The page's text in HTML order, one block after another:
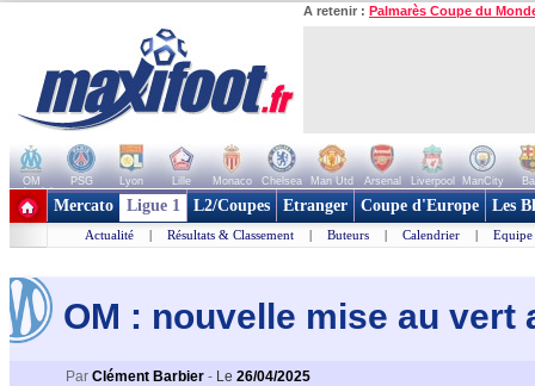
A retenir : Palmarès Coupe du
OM PSG Lyon Lille Monaco Chelsea Man Utd Arsenal Liverpool ManCity
+ de clubs
Mercato Ligue 1 L2/Coupes Etranger Coupe d'Europe Les
Actualité | Résultats & Classement | Buteurs | Calendrier | Equipe
OM : nouvelle mise au vert
Par Clément Barbier - Le 26/04/2025